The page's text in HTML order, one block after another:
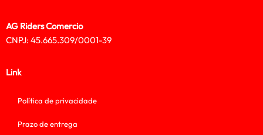
AG Riders Comercio
CNPJ: 45.665.309/0001-39
Link
Política de privacidade
Prazo de entrega